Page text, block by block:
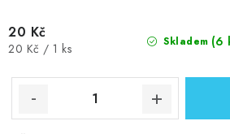
Skladem (6
20 Kč
Měrná
20 Kč / 1 ks